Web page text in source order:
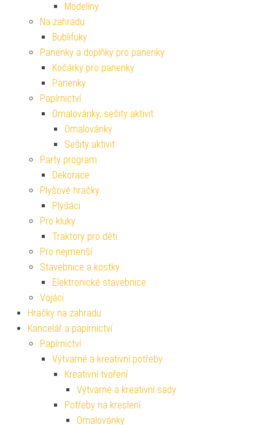
Modelíny
Na zahradu
Bublifuky
Panenky a doplňky pro panenky
Kočárky pro panenky
Panenky
Papírnictví
Omalovánky, sešity aktivit
Omalovánky
Sešity aktivit
Party program
Dekorace
Plyšové hračky
Plyšáci
Pro kluky
Traktory pro děti
Pro nejmenší
Stavebnice a kostky
Elektronické stavebnice
Vojáci
Hračky na zahradu
Kancelář a papírnictví
Papírnictví
Výtvarné a kreativní potřeby
Kreativní tvoření
Výtvarné a kreativní sady
Potřeby na kreslení
Omalovánky